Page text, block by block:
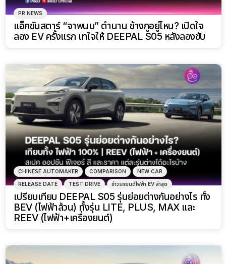
PR NEWS
แอ็กชันสตาร์ “จาพนม” ตำนาน ช้างกูอยู่ไหน? เปิดใจ
ลอง EV ครั้งแรก เทใจให้ DEEPAL S05 หลังลองขับ
CHINESE AUTOMAKER COMPARISON NEW CAR
RELEASE DATE TEST DRIVE ข่าวรถยนต์ไฟฟ้า EV ล่าสุด
เปรียบเทียบ DEEPAL S05 รุ่นย่อยต่างกันอย่างไร ทั้ง
BEV (ไฟฟ้าล้วน) ทั้งรุ่น LITE, PLUS, MAX และ
REEV (ไฟฟ้า+เครื่องยนต์)